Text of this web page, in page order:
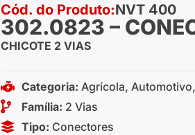
Cód. do Produto:NVT 400
302.0823 –
CHICOTE 2 VIAS
Categoria: Agrícola, Automotivo,
Família: 2 Vias
Tipo: Conectores